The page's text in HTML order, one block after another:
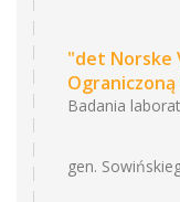
"det Norske
Badania
gen.